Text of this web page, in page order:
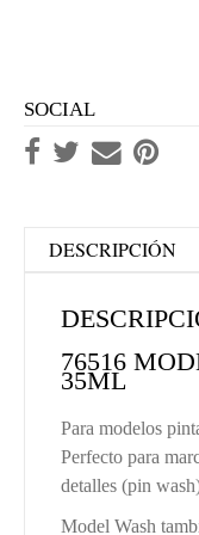
SOCIAL
DESCRIPCIÓN
76516
35ML
Para modelos
Perfecto para
detalles (pin
Model Wash